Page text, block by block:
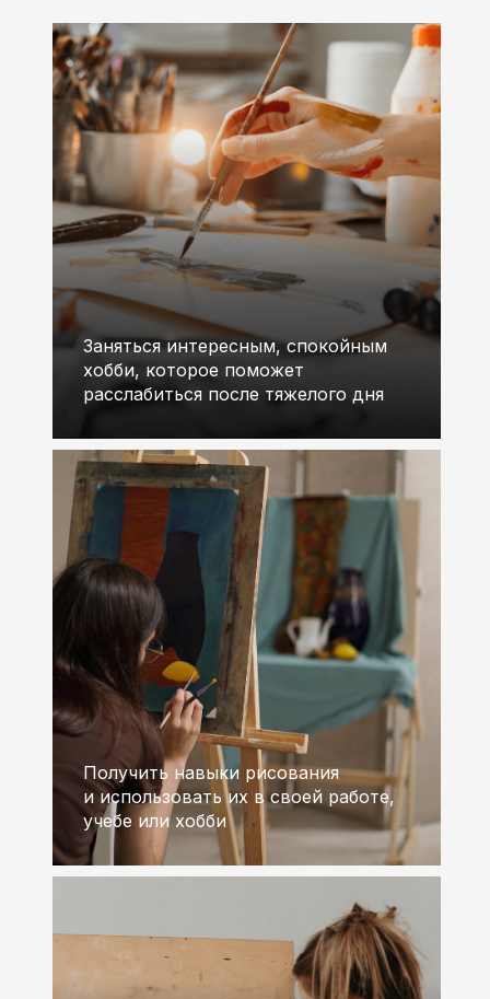
Заняться интересным, спокойным
хобби, которое поможет
расслабиться после тяжелого дня
Получить навыки рисования
и использовать их в своей работе,
учебе или хобби